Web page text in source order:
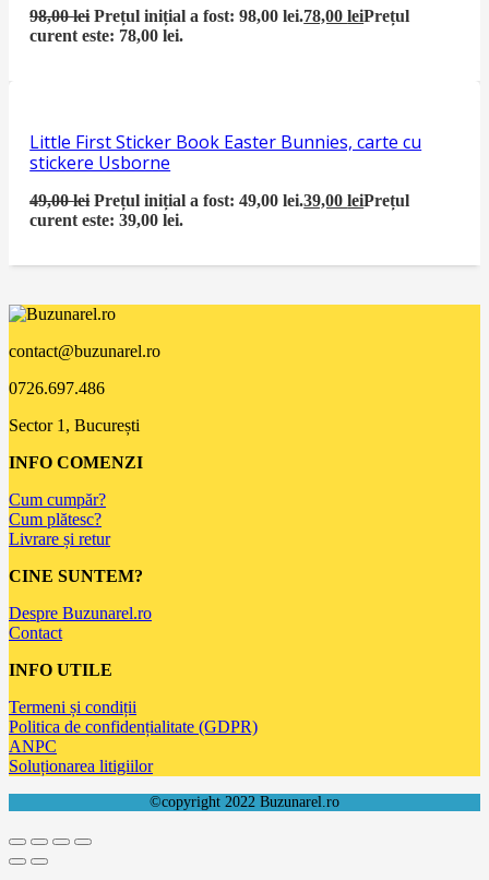
98,00lei Prețul inițial a fost: 98,00 lei.78,00leiPrețul
curent este: 78,00 lei.
Little First Sticker Book Easter Bunnies, carte cu
stickere Usborne
49,00lei Prețul inițial a fost: 49,00 lei.39,00leiPrețul
curent este: 39,00 lei.
contact@buzunarel.ro
0726.697.486
Sector 1, București
INFO COMENZI
Cum cumpăr?
Cum plătesc?
Livrare și retur
CINE SUNTEM?
Despre Buzunarel.ro
Contact
INFO UTILE
Termeni și condiții
Politica de confidențialitate (GDPR)
ANPC
Soluționarea litigiilor
©copyright 2022 Buzunarel.ro